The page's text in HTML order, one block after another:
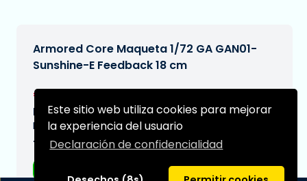
Este sitio web utiliza cookies para mejorar
la experiencia del usuario
Declaración de confidencialidad
Armored Core Maqueta 1/72 GA GAN01-
Sunshine-E Feedback 18 cm
€68,99
Fecha de entrega prevista:
N/A
Tipo: